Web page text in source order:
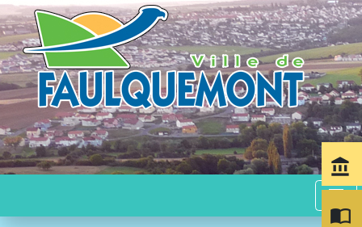
menu
account_balance
import_contacts